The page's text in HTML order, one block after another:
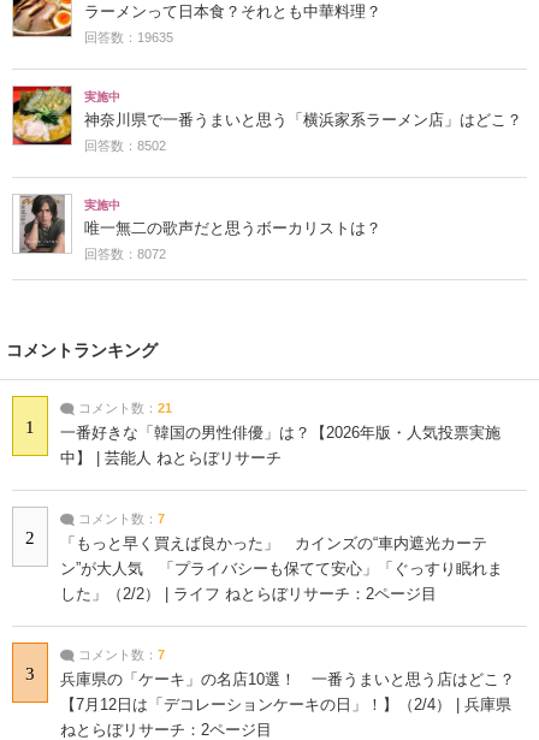
ラーメンって日本食？それとも中華料理？
回答数：19635
実施中
神奈川県で一番うまいと思う「横浜家系ラーメン店」はどこ？
回答数：8502
実施中
唯一無二の歌声だと思うボーカリストは？
回答数：8072
コメントランキング
1
コメント数： 21
一番好きな「韓国の男性俳優」は？【2026年版・人気投票実施
中】 | 芸能人 ねとらぼリサーチ
2
コメント数： 7
「もっと早く買えば良かった」 カインズの“車内遮光カーテ
ン”が大人気 「プライバシーも保てて安心」「ぐっすり眠れま
した」（2/2） | ライフ ねとらぼリサーチ：2ページ目
3
コメント数： 7
兵庫県の「ケーキ」の名店10選！ 一番うまいと思う店はどこ？
【7月12日は「デコレーションケーキの日」！】（2/4） | 兵庫県
ねとらぼリサーチ：2ページ目